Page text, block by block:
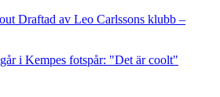
Draftad av Leo Carlssons klubb –